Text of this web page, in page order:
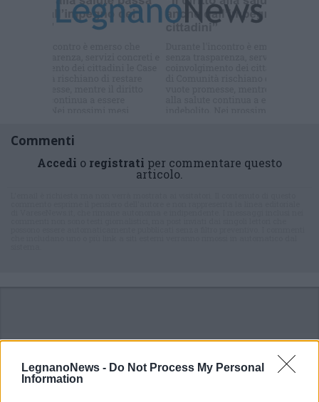
LegnanoNews - Do Not Process My Personal
Information
Iscriviti alla
Commenti
Accedi o registrati per commentare questo
articolo.